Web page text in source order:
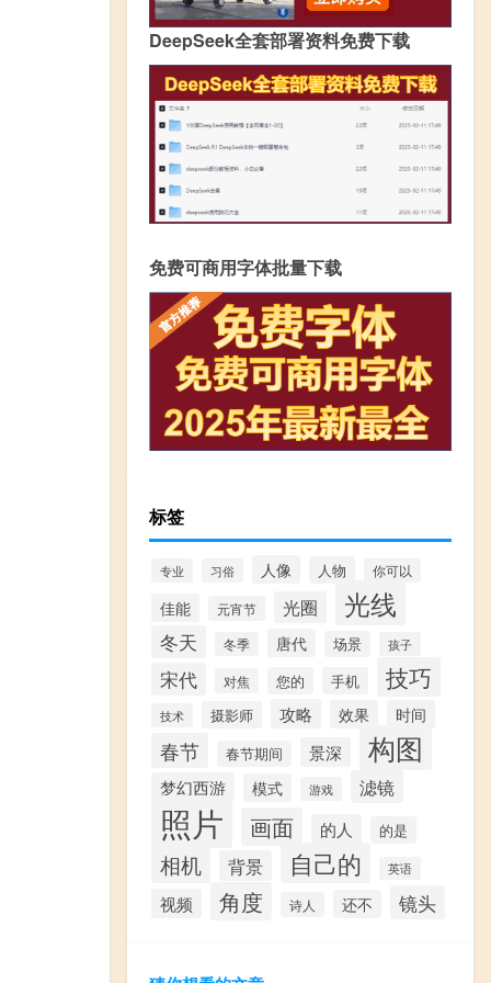
DeepSeek全套部署资料免费下载
免费可商用字体批量下载
标签
专业 习俗 人像 人物 你可以
佳能 元宵节 光圈 光线
冬天 冬季 唐代 场景 孩子
宋代 对焦 您的 手机 技巧
技术 摄影师 攻略 效果 时间
春节 春节期间 景深 构图
梦幻西游 模式 游戏 滤镜
照片 画面 的人 的是
相机 背景 自己的 英语
视频 角度 诗人 还不 镜头